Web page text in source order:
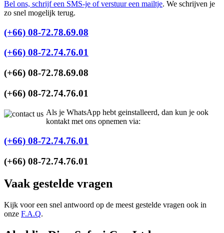
Bel ons, schrijf een SMS-je of verstuur een mailtje. We schrijven je
zo snel mogelijk terug.
(+66) 08-72.78.69.08
(+66) 08-72.74.76.01
(+66) 08-72.78.69.08
(+66) 08-72.74.76.01
Als je WhatsApp hebt geinstalleerd, dan kun je ook
kontakt met ons opnemen via:
(+66) 08-72.74.76.01
(+66) 08-72.74.76.01
Vaak gestelde vragen
Kijk voor een snel antwoord op de meest gestelde vragen ook in
onze F.A.Q.